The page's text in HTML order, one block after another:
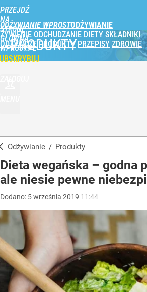
PRZEJDŹ
NA
STRONĘ
GŁÓWNĄ
WPROST.PL
ODŻYWIANIE WPROST
ŻYWIENIE ODCHUDZANIE DIETY SKŁADNIKI
ODŻYWCZE PRODUKTY PRZEPISY ZDROWIE
PRODUKTY
Odżywianie / Produkty
Dieta wegańska – godna
ale niesie pewne
Dodano: 5września 2019 11:44